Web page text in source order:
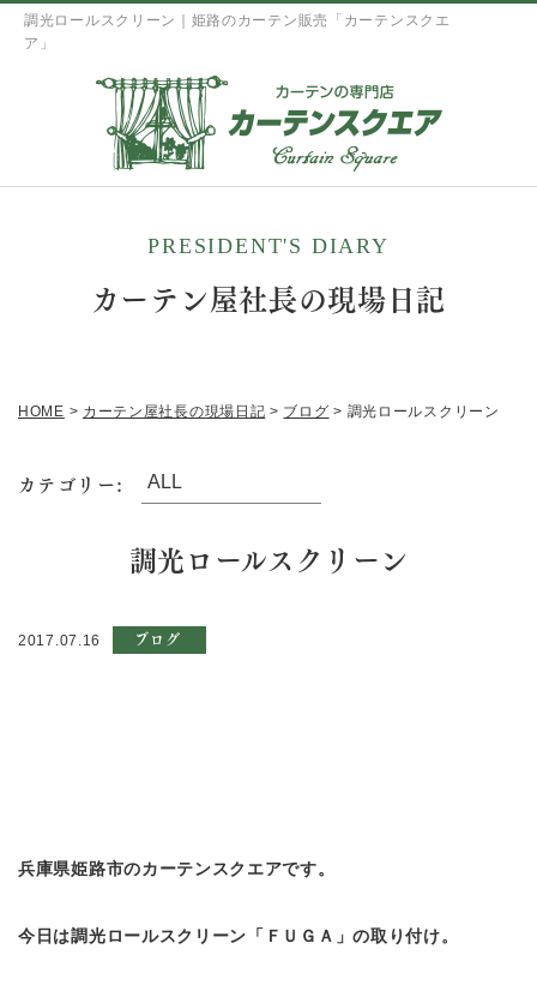
調光ロールスクリーン｜姫路のカーテン販売「カーテンスクエ
ア」
PRESIDENT'S DIARY
カーテン屋社長の現場日記
HOME > カーテン屋社長の現場日記 > ブログ > 調光ロールスクリーン
カテゴリー:
調光ロールスクリーン
2017.07.16 ブログ
兵庫県姫路市のカーテンスクエアです。
今日は調光ロールスクリーン「ＦＵＧＡ」の取り付け。